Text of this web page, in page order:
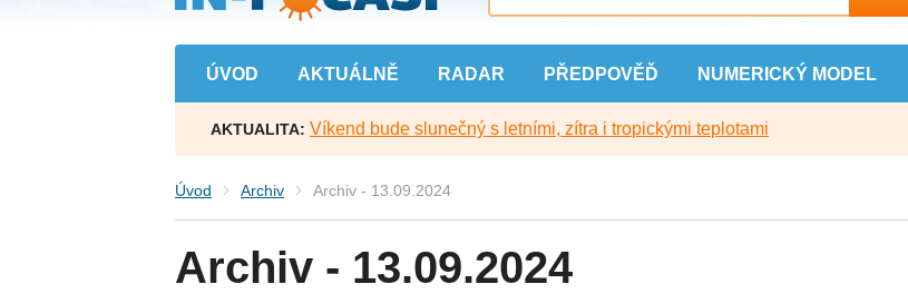
ÚVOD AKTUÁLNĚ RADAR PŘEDPOVĚĎ NUMERICKÝ MODEL
AKTUALITA: Víkend bude slunečný s letními, zítra i tropickými teplotami
Úvod Archiv Archiv - 13.09.2024
Archiv - 13.09.2024